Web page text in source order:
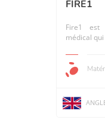
FIRE1
Fire1 est
médical